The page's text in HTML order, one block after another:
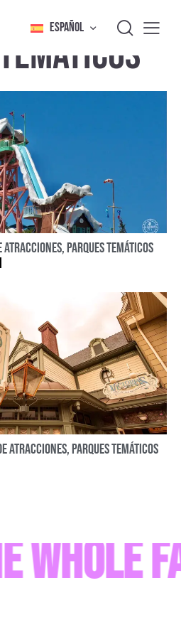
ESPAÑOL
atracciones,Parques temáticos
atracciones,Parques temáticos